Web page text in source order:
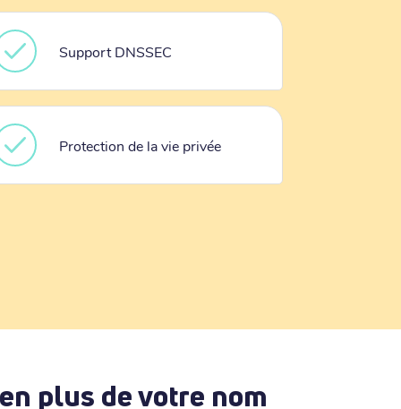
Support DNSSEC
Protection de la vie privée
plus de votre nom